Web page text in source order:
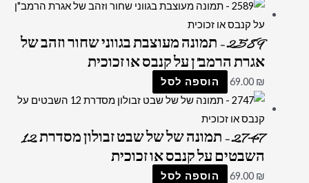
2589 – תמונה מעוצבת בגווני שחור וזהב של
אגרת הרמב"ן על קנבס או זכוכית
69.00 ₪ הוספה לסל
2747 – תמונה של של שבט זבולון מסדרת 12
השבטים על קנבס או זכוכית
69.00 ₪ הוספה לסל